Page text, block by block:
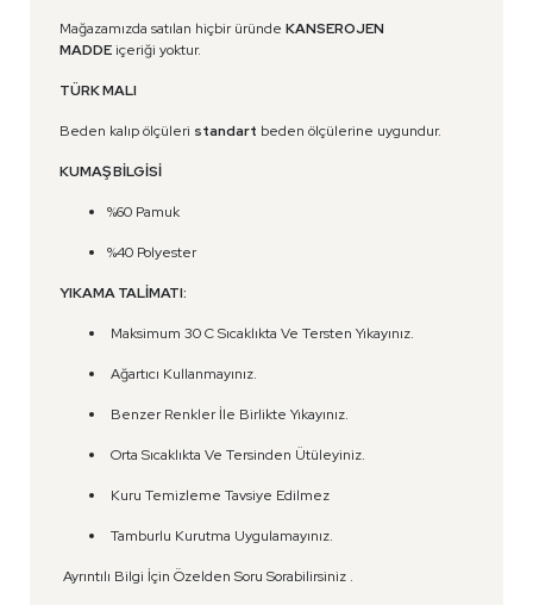
Mağazamızda satılan hiçbir üründeKANSEROJEN
MADDEiçeriği yoktur.
TÜRK MALI
Beden kalıp ölçüleri standart beden ölçülerine uygundur.
KUMAŞ BİLGİSİ
%60 Pamuk
%40 Polyester
YIKAMA TALİMATI:
Maksimum 30 C Sıcaklıkta Ve Tersten Yıkayınız.
Ağartıcı Kullanmayınız.
Benzer Renkler İle Birlikte Yıkayınız.
Orta Sıcaklıkta Ve Tersinden Ütüleyiniz.
Kuru Temizleme Tavsiye Edilmez
Tamburlu Kurutma Uygulamayınız.
Ayrıntılı Bilgi İçin Özelden Soru Sorabilirsiniz .